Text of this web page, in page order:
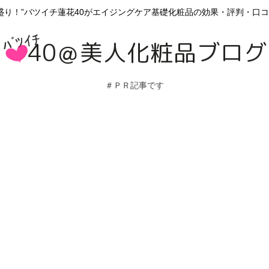
り！”バツイチ蓮花40がエイジングケア基礎化粧品の効果・評判・口コ
＃ＰＲ記事です